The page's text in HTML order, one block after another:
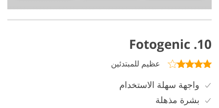
10. Fotogenic
عظيم للمبتدئين
واجهة سهلة الاستخدام
بشرة مذهلة